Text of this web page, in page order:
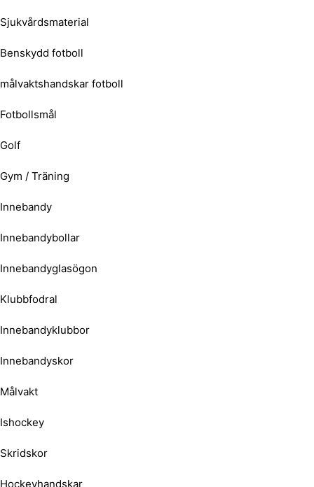
Sjukvårdsmaterial
Benskydd fotboll
målvaktshandskar fotboll
Fotbollsmål
Golf
Gym / Träning
Innebandy
Innebandybollar
Innebandyglasögon
Klubbfodral
Innebandyklubbor
Innebandyskor
Målvakt
Ishockey
Skridskor
Hockeyhandskar